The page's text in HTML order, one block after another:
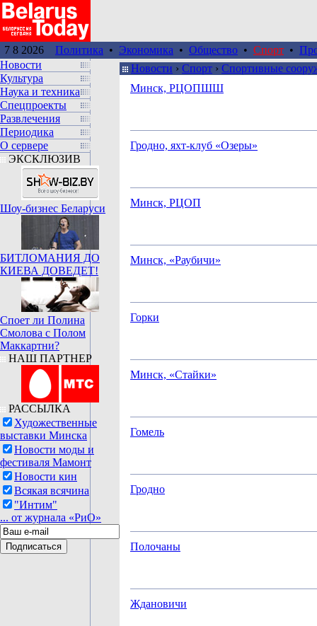
7 8 2026 Политика • Экономика • Общество • Спорт •
Новости
Культура
Наука и техника
Спецпроекты
Развлечения
Периодика
О сервере
ЭКСКЛЮЗИВ
Шоу-бизнес Беларуси
БИТЛОМАНИЯ ДО
КИЕВА ДОВЕДЕТ!
Споет ли Полина
Смолова с Полом
Маккартни?
НАШ ПАРТНЕР
РАССЫЛКА
Художественные
выставки Минска
Новости моды и
фестиваля Мамонт
Новости кин
Всякая всячина
"Интим"
... от журнала «РиО»
Новости › Спорт › Спортивные
Минск, РЦОПШШ
Гродно, яхт-клуб «Озеры»
Минск, РЦОП
Минск, «Раубичи»
Горки
Минск, «Стайки»
Гомель
Гродно
Полочаны
Ждановичи